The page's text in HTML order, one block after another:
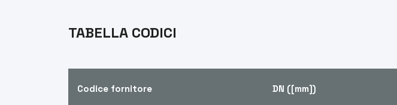
TABELLA CODICI
Codice fornitore DN ([mm])